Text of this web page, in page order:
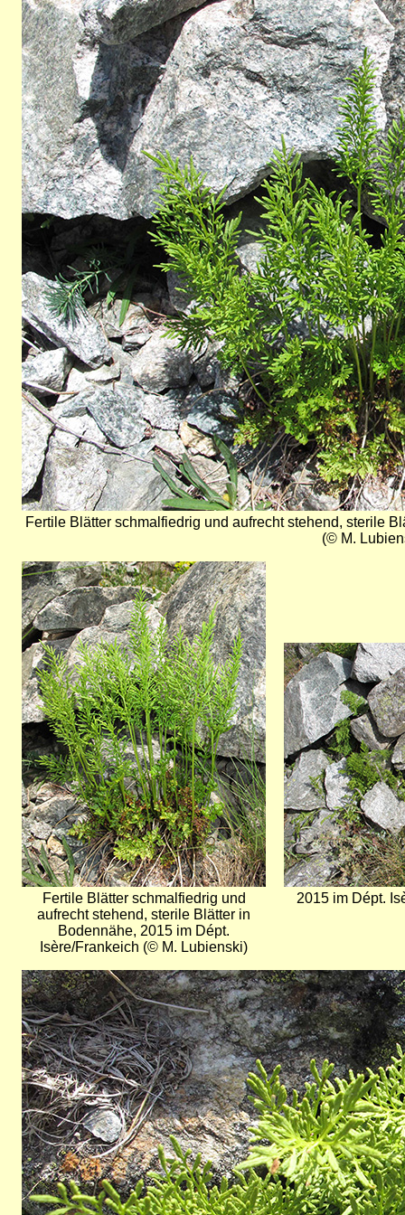
Fertile Blätter schmalfiedrig und aufrecht stehend, sterile
(© M.
Bild
Fertile Blätter schmalfiedrig und
aufrecht stehend, sterile Blätter in
Bodennähe, 2015 im Dépt.
Isère/Frankeich (© M. Lubienski)
Bild
2015 im Dépt.
Bild